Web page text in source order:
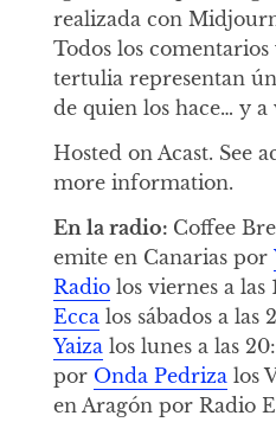
realizada con
Todos los
tertulia representan
de quien los hace… y a
Hosted on Acast. See
more information.
En la radio: Coffee
emite en Canarias por
Radiolos viernes a las
Eccalos sábados a las
Yaizalos lunes a las
por Onda Pedrizalos
en Aragón por Radio